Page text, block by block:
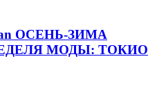
ОСЕНЬ-ЗИМА
МОДЫ: ТОКИО